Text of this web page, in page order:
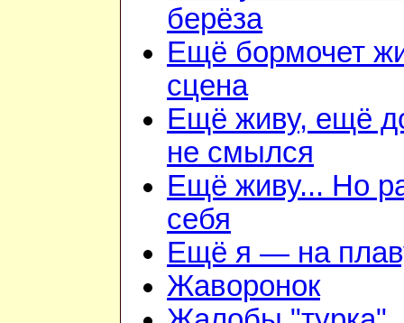
берёза
Ещё бормочет
сцена
Ещё живу, ещё
не смылся
Ещё живу... Но
себя
Ещё я — на
Жаворонок